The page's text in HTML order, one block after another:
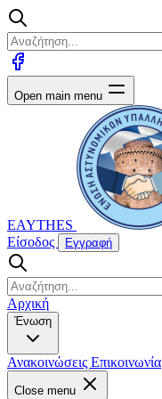
Open main menu
EAYTHES
Είσοδος
Εγγραφή
Αρχική
Ένωση
Ανακοινώσεις Επικοινωνία
Close menu